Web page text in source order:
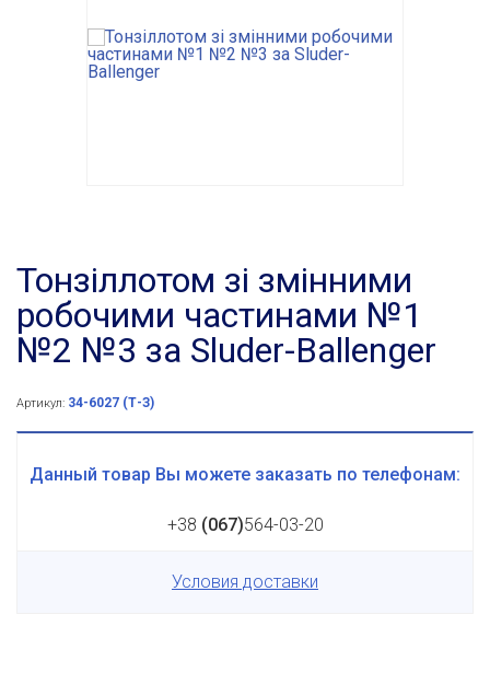
Тонзіллотом зі змінними
робочими частинами №1
№2 №3 за Sluder-Ballenger
Артикул: 34-6027 (Т-З)
Данный товар Вы можете заказать по телефонам:
+38 (067)564-03-20
Условия доставки